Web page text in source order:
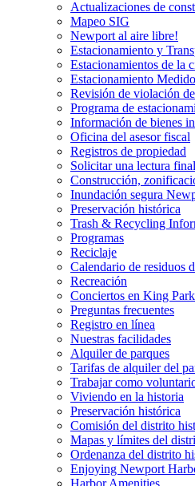
Actualizaciones de
Mapeo SIG
Newport al aire libre!
Estacionamiento y
Estacionamientos de la
Estacionamiento Medido
Revisión de violación
Programa de
Información de bienes
Oficina del asesor fiscal
Registros de propiedad
Solicitar una lectura
Construcción,
Inundación segura
Preservación histórica
Trash & Recycling
Programas
Reciclaje
Calendario de residuos
Recreación
Conciertos en King Park
Preguntas frecuentes
Registro en línea
Nuestras facilidades
Alquiler de parques
Tarifas de alquiler del
Trabajar como
Viviendo en la historia
Preservación histórica
Comisión del distrito
Mapas y límites del
Ordenanza del distrito
Enjoying Newport
Harbor Amenities